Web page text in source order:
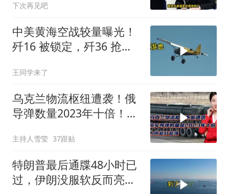
下次再见吧
中美黄海空战较量曝光！
歼16 被锁定，歼36 抢先
王同学来了
乌克兰物流枢纽遭袭！俄
导弹数量2023年十倍！为
主持人雪莹 37跟贴
特朗普最后通牒48小时已
过，伊朗没服软反而亮出